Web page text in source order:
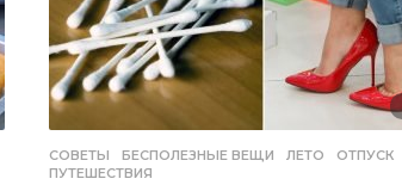
СОВЕТЫ БЕСПОЛЕЗНЫЕ ВЕЩИ ,ЛЕТО ,ОТПУСК
ПУТЕШЕСТВИЯ